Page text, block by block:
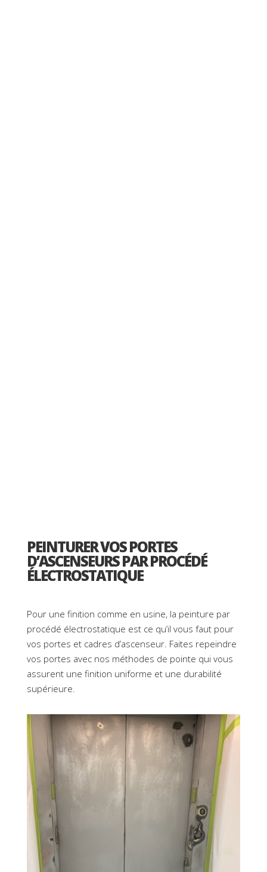
PEINTURER VOS PORTES
D’ASCENSEURS PAR PROCÉDÉ
ÉLECTROSTATIQUE
Pour une finition comme en usine, la peinture par
procédé électrostatique est ce qu’il vous faut pour
vos portes et cadres d’ascenseur. Faites repeindre
vos portes avec nos méthodes de pointe qui vous
assurent une finition uniforme et une durabilité
supérieure.